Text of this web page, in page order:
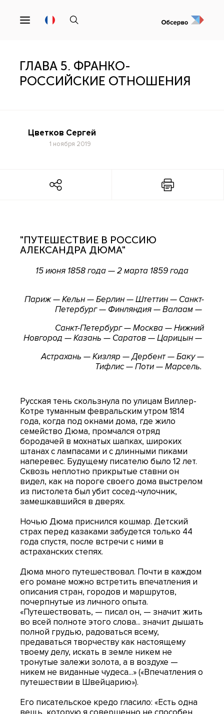
ГЛАВА 5. ФРАНКО-
РОССИЙСКИЕ ОТНОШЕНИЯ
Цветков Сергей
1 ноября 2019
"ПУТЕШЕСТВИЕ В РОССИЮ
АЛЕКСАНДРА ДЮМА"
15 июня 1858 года — 2 марта 1859 года
Париж — Кельн — Берлин — Штеттин — Санкт-
Петербург — Финляндия — Валаам —
Санкт-Петербург — Москва — Нижний
Новгород — Казань — Саратов — Царицын —
Астрахань — Кизляр — Дербент — Баку —
Тифлис — Поти — Марсель.
Русская тень скользнула по улицам Виллер-
Котре туманным февральским утром 1814
года, когда под окнами дома, где жило
семейство Дюма, промчался отряд
бородачей в мохнатых шапках, широких
штанах с лампасами и с длинными пиками
наперевес. Будущему писателю было 12 лет.
Сквозь неплотно прикрытые ставни он
видел, как на пороге своего дома выстрелом
из пистолета был убит сосед-чулочник,
замешкавшийся в дверях.
Ночью Дюма приснился кошмар. Детский
страх перед казаками забудется только 44
года спустя, после встречи с ними в
астраханских степях.
Дюма много путешествовал. Почти в каждом
его романе можно встретить впечатления и
описания стран, городов и маршрутов,
почерпнутые из личного опыта.
«Путешествовать, — писал он, — значит жить
во всей полноте этого слова... значит дышать
полной грудью, радоваться всему,
предаваться творчеству как настоящему
твоему делу, искать в земле никем не
тронутые залежи золота, а в воздухе —
никем не виданные чудеса...» («Впечатления о
путешествии в Швейцарию»).
Его писательское кредо гласило: «Есть одна